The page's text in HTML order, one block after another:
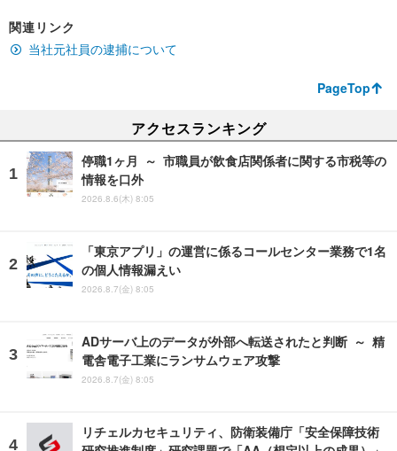
関連リンク
当社元社員の逮捕について
PageTop
アクセスランキング
停職1ヶ月 ～ 市職員が飲食店関係者に関する市税等の
情報を口外
2026.8.6(木) 8:05
「東京アプリ」の運営に係るコールセンター業務で1名
の個人情報漏えい
2026.8.7(金) 8:05
ADサーバ上のデータが外部へ転送されたと判断 ～ 精
電舎電子工業にランサムウェア攻撃
2026.8.7(金) 8:05
リチェルカセキュリティ、防衛装備庁「安全保障技術